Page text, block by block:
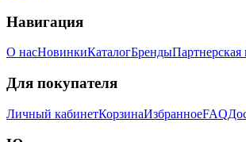
Навигация
О насНовинкиКаталогБрендыПартнерская
Для покупателя
Личный кабинетКорзинаИзбранноеFAQ